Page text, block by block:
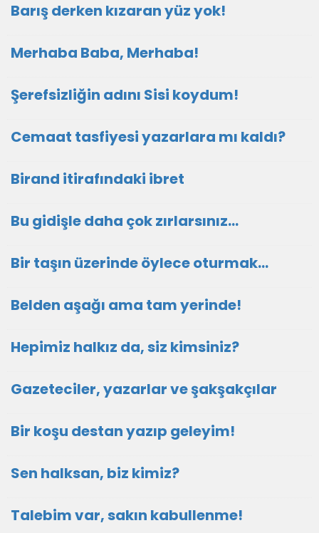
Barış derken kızaran yüz yok!
Merhaba Baba, Merhaba!
Şerefsizliğin adını Sisi koydum!
Cemaat tasfiyesi yazarlara mı kaldı?
Birand itirafındaki ibret
Bu gidişle daha çok zırlarsınız…
Bir taşın üzerinde öylece oturmak…
Belden aşağı ama tam yerinde!
Hepimiz halkız da, siz kimsiniz?
Gazeteciler, yazarlar ve şakşakçılar
Bir koşu destan yazıp geleyim!
Sen halksan, biz kimiz?
Talebim var, sakın kabullenme!